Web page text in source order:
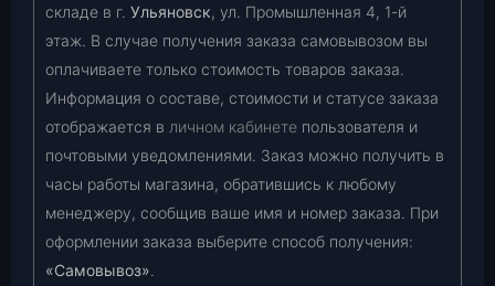
складе в г. Ульяновск, ул. Промышленная 4, 1-й
этаж. В случае получения заказа самовывозом вы
оплачиваете только стоимость товаров заказа.
Информация о составе, стоимости и статусе заказа
отображается в личном кабинете пользователя и
почтовыми уведомлениями. Заказ можно получить в
часы работы магазина, обратившись к любому
менеджеру, сообщив ваше имя и номер заказа. При
оформлении заказа выберите способ получения:
«Самовывоз».